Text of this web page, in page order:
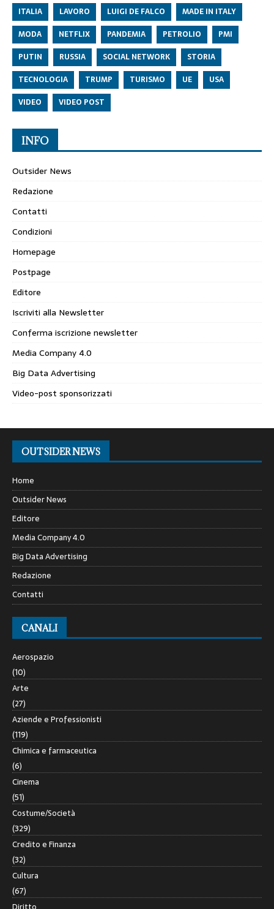
ITALIA LAVORO LUIGI DE FALCO
MADE IN ITALY
MODA
NETFLIX PANDEMIA PETROLIO
PMI
PUTIN
RUSSIA SOCIAL NETWORK
STORIA
TECNOLOGIA
TRUMP TURISMO UE
USA
VIDEO
VIDEO POST
INFO
Outsider News
Redazione
Contatti
Condizioni
Homepage
Postpage
Editore
Iscriviti alla Newsletter
Conferma iscrizione newsletter
Media Company 4.0
Big Data Advertising
Video-post sponsorizzati
OUTSIDER NEWS
Home
Outsider News
Editore
Media Company 4.0
Big Data Advertising
Redazione
Contatti
CANALI
Aerospazio
(10)
Arte
(27)
Aziende e Professionisti
(119)
Chimica e farmaceutica
(6)
Cinema
(51)
Costume/Società
(329)
Credito e Finanza
(32)
Cultura
(67)